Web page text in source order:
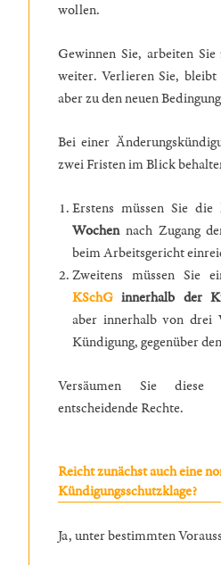
wollen.
Gewinnen Sie, arbeiten
weiter. Verlieren Sie,
aber zu den neuen
Bei einer
zwei Fristen im Blick
Erstens müssen Sie die
Wochennach Zugang
beim Arbeitsgericht
Zweitens müssen Sie
KSchG innerhalb der
aber innerhalb von drei
Kündigung, gegenüber
Versäumen Sie
entscheidende Rechte.
Reicht zunächst auch eine
Kündigungsschutzklage?
Ja, unter bestimmten